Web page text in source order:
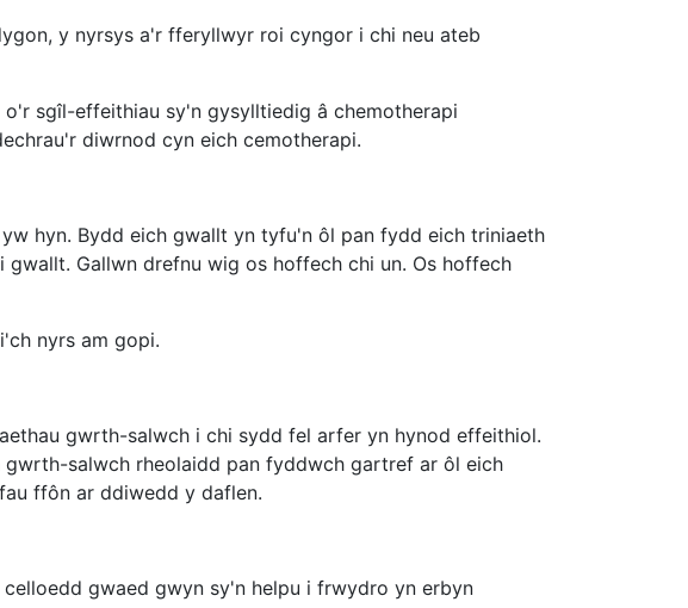
y nyrsys a'r fferyllwyr roi cyngor i chi neu ateb
sgîl-effeithiau sy'n gysylltiedig â chemotherapi
diwrnod cyn eich cemotherapi.
hyn. Bydd eich gwallt yn tyfu'n ôl pan fydd eich triniaeth
Gallwn drefnu wig os hoffech chi un. Os hoffech
nyrs am gopi.
gwrth-salwch i chi sydd fel arfer yn hynod effeithiol.
salwch rheolaidd pan fyddwch gartref ar ôl eich
ffôn ar ddiwedd y daflen.
gwaed gwyn sy'n helpu i frwydro yn erbyn